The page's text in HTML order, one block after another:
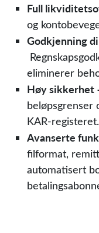
Full
og
Godkjenning
eliminerer
Høy sikkerhet
beløpsgrenser
KAR-registeret.
Avanserte
filformat,
automatisert